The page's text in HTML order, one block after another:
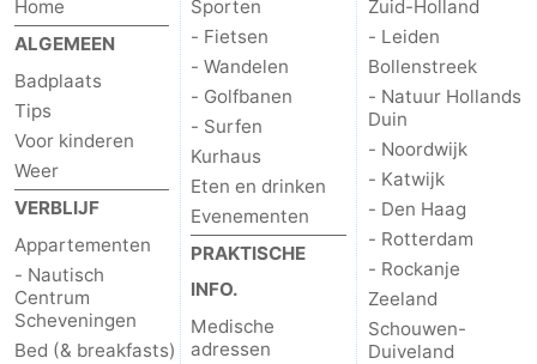
Home
ALGEMEEN
Badplaats
Tips
Voor kinderen
Weer
VERBLIJF
Appartementen
- Nautisch
Centrum
Scheveningen
Bed (& breakfasts)
Sporten
- Fietsen
- Wandelen
- Golfbanen
- Surfen
Kurhaus
Eten en drinken
Evenementen
PRAKTISCHE
INFO.
Medische
adressen
Zuid-Holland
- Leiden
Bollenstreek
- Natuur Hollands
Duin
- Noordwijk
- Katwijk
- Den Haag
- Rotterdam
- Rockanje
Zeeland
Schouwen-
Duiveland